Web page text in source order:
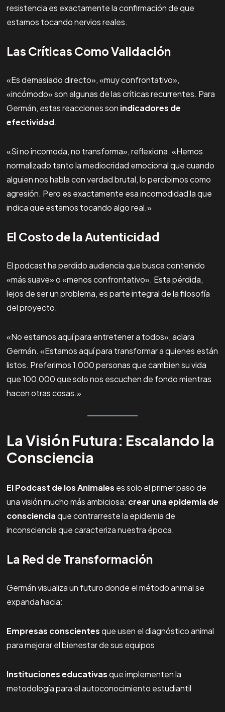
resistencia es exactamente la confirmación de que
estamos tocando nervios reales.
Las Críticas Como Validación
«Es demasiado directo», «muy confrontativo»,
«incómodo» son algunas de las críticas recurrentes. Para
Germán, estas reacciones son indicadores de
efectividad.
«Si no incomoda, no transforma», reflexiona. «Hemos
normalizado tanto la mediocridad emocional que cuando
alguien nos habla con verdad brutal, lo percibimos como
agresión. Pero es exactamente esa incomodidad la que
indica que estamos tocando algo real.»
El Costo de la Autenticidad
El podcast ha perdido audiencia que busca contenido
«más suave» o «menos confrontativo». Esta pérdida,
lejos de ser un problema, es parte integral de la filosofía
del proyecto.
«No estamos aquí para entretener a todos», aclara
Germán. «Estamos aquí para transformar a quienes están
listos. Preferimos 1,000 personas que cambien su vida
que 100,000 que solo nos escuchen de fondo mientras
hacen otras cosas.»
La Visión Futura: Escalando la
Consciencia
El Podcast de los Animales es solo el primer paso de
una visión mucho más ambiciosa: crear una epidemia de
conscienciaque contrarreste la epidemia de
inconsciencia que caracteriza nuestra época.
La Red de Transformación
Germán visualiza un futuro donde el método animal se
expanda hacia:
Empresas conscientesque usen el diagnóstico animal
para mejorar el bienestar de sus equipos
Instituciones educativasque implementen la
metodología para el autoconocimiento estudiantil